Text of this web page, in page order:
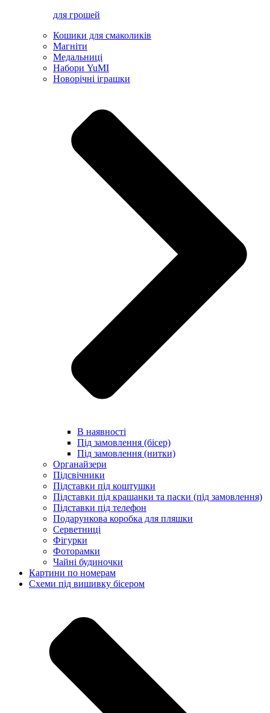
для грошей
Кошики для смаколиків
Магніти
Медальниці
Набори YuMI
Новорічні іграшки
В наявності
Під замовлення (бісер)
Під замовлення (нитки)
Органайзери
Підсвічники
Підставки під коштушки
Підставки під крашанки та паски (під замовлення)
Підставки під телефон
Подарункова коробка для пляшки
Серветниці
Фігурки
Фоторамки
Чайні будиночки
Картини по номерам
Схеми під вишивку бісером